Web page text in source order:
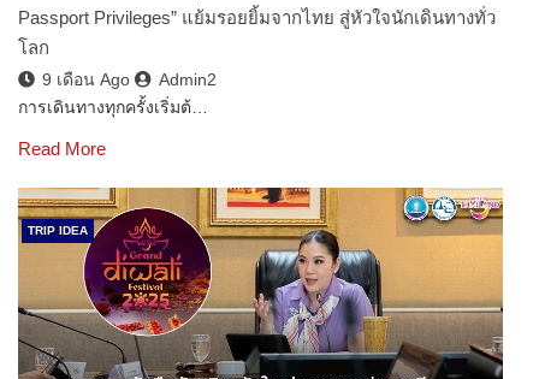
Passport Privileges” แย้มรอยยิ้มจากไทย สู่หัวใจนักเดินทางทั่ว
โลก
9 เดือน Ago
Admin2
การเดินทางทุกครั้งเริ่มต้…
Read More
TRIP IDEA